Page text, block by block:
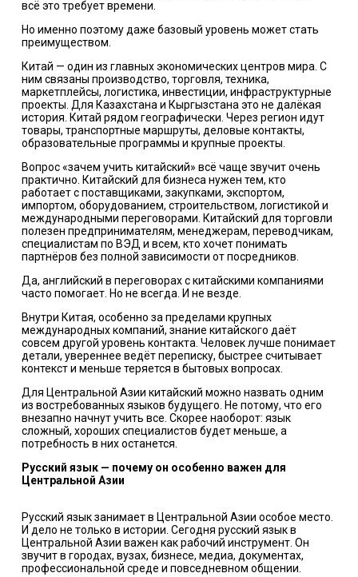
всё это требует времени.
Но именно поэтому даже базовый уровень может стать
преимуществом.
Китай — один из главных экономических центров мира. С
ним связаны производство, торговля, техника,
маркетплейсы, логистика, инвестиции, инфраструктурные
проекты. Для Казахстана и Кыргызстана это не далёкая
история. Китай рядом географически. Через регион идут
товары, транспортные маршруты, деловые контакты,
образовательные программы и крупные проекты.
Вопрос «зачем учить китайский» всё чаще звучит очень
практично. Китайский для бизнеса нужен тем, кто
работает с поставщиками, закупками, экспортом,
импортом, оборудованием, строительством, логистикой и
международными переговорами. Китайский для торговли
полезен предпринимателям, менеджерам, переводчикам,
специалистам по ВЭД и всем, кто хочет понимать
партнёров без полной зависимости от посредников.
Да, английский в переговорах с китайскими компаниями
часто помогает. Но не всегда. И не везде.
Внутри Китая, особенно за пределами крупных
международных компаний, знание китайского даёт
совсем другой уровень контакта. Человек лучше понимает
детали, увереннее ведёт переписку, быстрее считывает
контекст и меньше теряется в бытовых вопросах.
Для Центральной Азии китайский можно назвать одним
из востребованных языков будущего. Не потому, что его
внезапно начнут учить все. Скорее наоборот: язык
сложный, хороших специалистов будет меньше, а
потребность в них останется.
Русский язык — почему он особенно важен для
Центральной Азии
Русский язык занимает в Центральной Азии особое место.
И дело не только в истории. Сегодня русский язык в
Центральной Азии важен как рабочий инструмент. Он
звучит в городах, вузах, бизнесе, медиа, документах,
профессиональной среде и повседневном общении.